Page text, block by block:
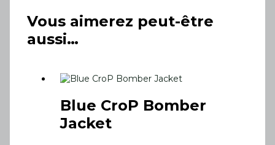
Vous aimerez peut-être
aussi…
Blue CroP Bomber
Jacket